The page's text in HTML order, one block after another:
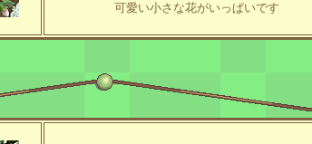
可愛い小さな花がいっぱいです